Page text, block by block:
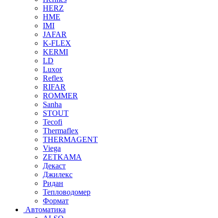
HERZ
HME
IMI
JAFAR
K-FLEX
KERMI
LD
Luxor
Reflex
RIFAR
ROMMER
Sanha
STOUT
Tecofi
Thermaflex
THERMAGENT
Viega
ZETKAMA
Декаст
Джилекс
Ридан
Тепловодомер
Формат
Автоматика